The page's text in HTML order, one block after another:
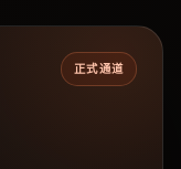
正式通道